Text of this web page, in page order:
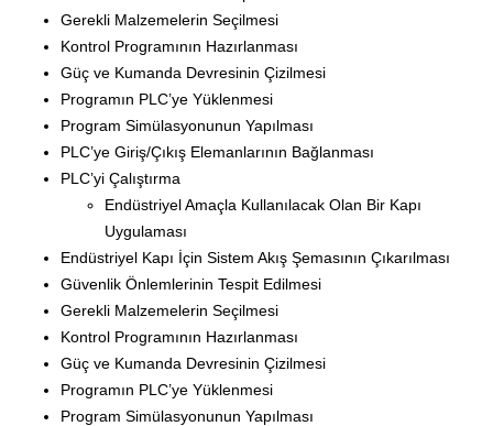
Gerekli Malzemelerin Seçilmesi
Kontrol Programının Hazırlanması
Güç ve Kumanda Devresinin Çizilmesi
Programın PLC’ye Yüklenmesi
Program Simülasyonunun Yapılması
PLC’ye Giriş/Çıkış Elemanlarının Bağlanması
PLC’yi Çalıştırma
Endüstriyel Amaçla Kullanılacak Olan Bir Kapı
Uygulaması
Endüstriyel Kapı İçin Sistem Akış Şemasının Çıkarılması
Güvenlik Önlemlerinin Tespit Edilmesi
Gerekli Malzemelerin Seçilmesi
Kontrol Programının Hazırlanması
Güç ve Kumanda Devresinin Çizilmesi
Programın PLC’ye Yüklenmesi
Program Simülasyonunun Yapılması